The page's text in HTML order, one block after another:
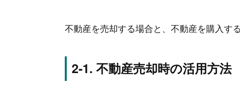
不動産を売却する場合と、不動産を購入す
不動産売却時の活用方法